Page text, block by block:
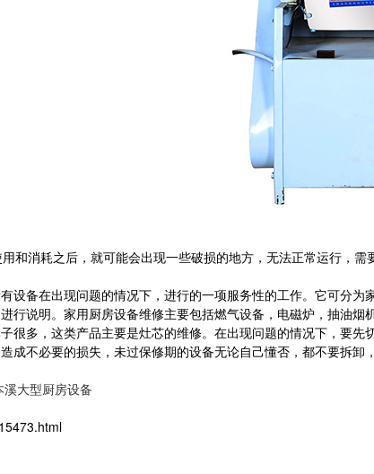
和消耗之后，就可能会出现一些破损的地方，无法正常运行，需
设备在出现问题的情况下，进行的一项服务性的工作。它可分为
行说明。家用厨房设备维修主要包括燃气设备，电磁炉，抽油
很多，这类产品主要是灶芯的维修。在出现问题的情况下，要
成不必要的损失，未过保修期的设备无论自己懂否，都不要拆
溪大型厨房设备